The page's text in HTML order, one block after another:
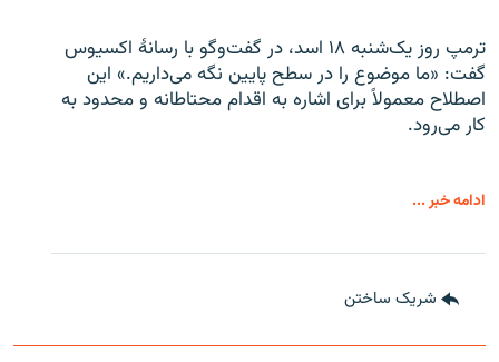
ترمپ روز یک‌شنبه ۱۸ اسد، در گفت‌وگو با رسانهٔ اکسیوس
گفت: «ما موضوع را در سطح پایین نگه می‌داریم.» این
اصطلاح معمولاً برای اشاره به اقدام محتاطانه و محدود به
کار می‌رود.
ادامه خبر ...
شریک ساختن